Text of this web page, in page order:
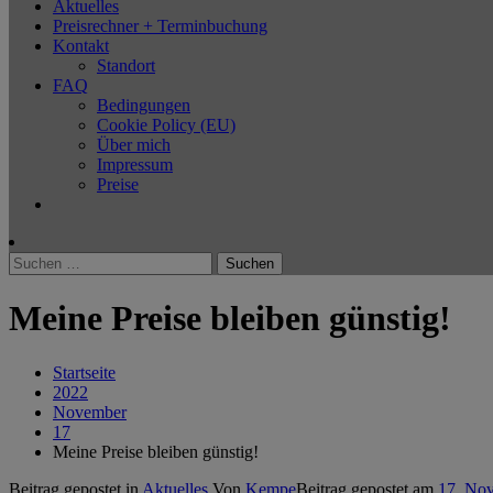
Aktuelles
Preisrechner + Terminbuchung
Kontakt
Standort
FAQ
Bedingungen
Cookie Policy (EU)
Über mich
Impressum
Preise
Suchen
nach:
Meine Preise bleiben günstig!
Startseite
2022
November
17
Meine Preise bleiben günstig!
Beitrag gepostet in Aktuelles Von KempeBeitrag gepostet am 17.